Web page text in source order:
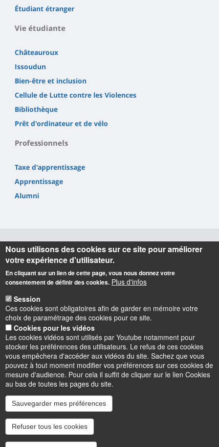
Étudiant étranger
Vie étudiante
Châteauroux
Issoudun
Bien-être et inclusion
Cellule de Lutte contre les Violences
Bibliothèque
Prêt d'ordinateur et de vélo
Professionnels
Taxe d'apprentissage
Apprentissage
Alumni
Informations
IUT de l'Indre (siège social, BUT GEA, BUT GEII)
2 avenue François Mitterrand
36000 CHATEAUROUX (France)
Téléphone02 54 08 25 50
IUT de l'Indre (BUT MLT, BUT TC)
6 rue Georges Brassens
36100 ISSOUDUN (France)
Téléphone02 54 03 59 03
InstagramLinkedInYoutube
Accessibilité : partiellement conforme
Cookies
Intranet
Nous utilisons des cookies sur ce site pour améliorer
votre expérience d'utilisateur.
En cliquant sur un lien de cette page, vous nous donnez votre
consentement de définir des cookies. Plus d'infos
Session
Ces cookies sont obligatoires afin de garder en mémoire votre
choix de paramétrage des cookies pour ce site.
Cookies pour les vidéos
Les cookies vidéos sont utilisés par Youtube notamment pour
stocker les préférences des utilisateurs. Le refus de ces cookies
vous empêchera d'accéder aux vidéos du site. Sachez que vous
pouvez à tout moment modifier vos préférences sur ces cookies de
mesure d'audience. Pour cela il suffit de cliquer sur le lien Cookies
au bas de toutes les pages du site.
Sauvegarder mes préférences
Refuser tous les cookies